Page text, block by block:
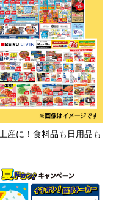
産に！食料品も日用品も